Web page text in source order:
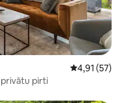
Vidējais
4,91 (57)
privātu pirti